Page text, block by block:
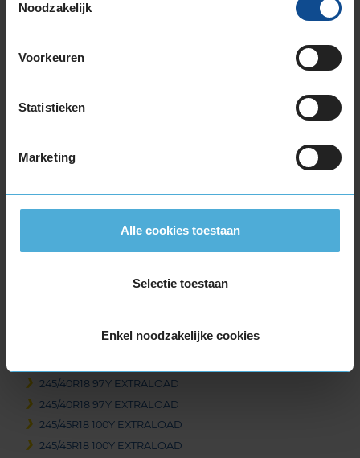
Noodzakelijk
Voorkeuren
Statistieken
Marketing
Alle cookies toestaan
Selectie toestaan
Enkel noodzakelijke cookies
215/50R18 96W EXTRALOAD
225/40R18 92Y EXTRALOAD
225/45R18 95Y EXTRALOAD
235/60R18 103W
245/40R18 97Y EXTRALOAD
245/40R18 97Y EXTRALOAD
245/45R18 100Y EXTRALOAD
245/45R18 100Y EXTRALOAD